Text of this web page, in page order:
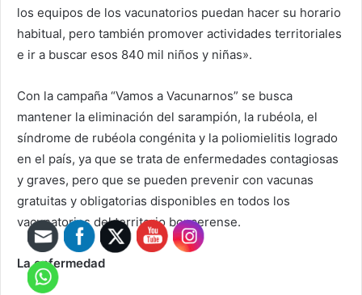
los equipos de los vacunatorios puedan hacer su horario
habitual, pero también promover actividades territoriales
e ir a buscar esos 840 mil niños y niñas».
Con la campaña “Vamos a Vacunarnos” se busca
mantener la eliminación del sarampión, la rubéola, el
síndrome de rubéola congénita y la poliomielitis logrado
en el país, ya que se trata de enfermedades contagiosas
y graves, pero que se pueden prevenir con vacunas
gratuitas y obligatorias disponibles en todos los
vacunatorios del territorio bonaerense.
La enfermedad